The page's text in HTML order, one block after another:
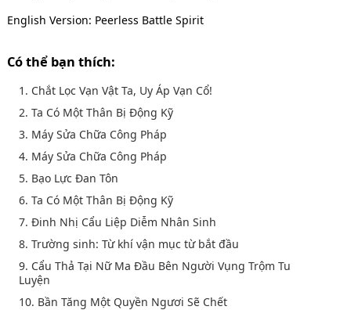
English Version: Peerless Battle Spirit
Có thể bạn thích:
1. Chắt Lọc Vạn Vật Ta, Uy Áp Vạn Cổ!
2. Ta Có Một Thân Bị Động Kỹ
3. Máy Sửa Chữa Công Pháp
4. Máy Sửa Chữa Công Pháp
5. Bạo Lực Đan Tôn
6. Ta Có Một Thân Bị Động Kỹ
7. Đinh Nhị Cẩu Liệp Diễm Nhân Sinh
8. Trường sinh: Từ khí vận mục từ bắt đầu
9. Cẩu Thả Tại Nữ Ma Đầu Bên Người Vụng Trộm Tu
Luyện
10. Bần Tăng Một Quyền Ngươi Sẽ Chết